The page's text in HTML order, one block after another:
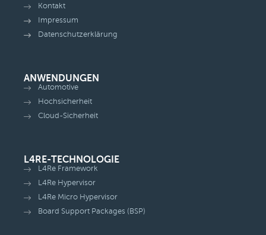
Kontakt
Impressum
Datenschutzerklärung
ANWENDUNGEN
Automotive
Hochsicherheit
Cloud-Sicherheit
L4RE-TECHNOLOGIE
L4Re Framework
L4Re Hypervisor
L4Re Micro Hypervisor
Board Support Packages (BSP)